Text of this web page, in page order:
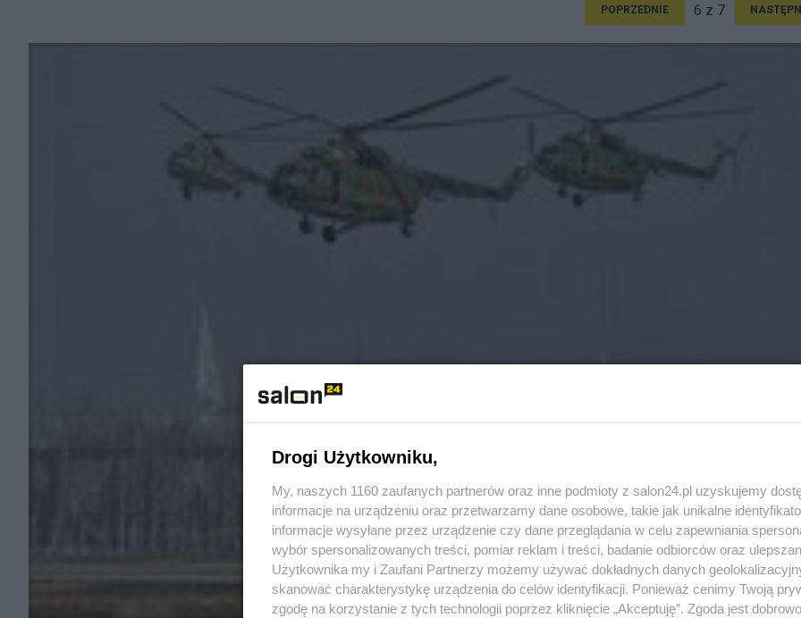
POPRZEDNIE 6 z 7
Drogi Użytkowniku,
My, naszych 1160 zaufanych partnerów oraz inne podmioty z salon24.pl uzyskujemy
informacje na urządzeniu oraz przetwarzamy dane osobowe, takie jak unikalne
informacje wysyłane przez urządzenie czy dane przeglądania w celu zapewniania
wybór spersonalizowanych treści, pomiar reklam i treści, badanie odbiorców oraz
Użytkownika my i Zaufani Partnerzy możemy używać dokładnych danych
skanować charakterystykę urządzenia do celów identyfikacji. Ponieważ cenimy Twoją
zgodę na korzystanie z tych technologii poprzez kliknięcie „Akceptuję”. Zgoda jest